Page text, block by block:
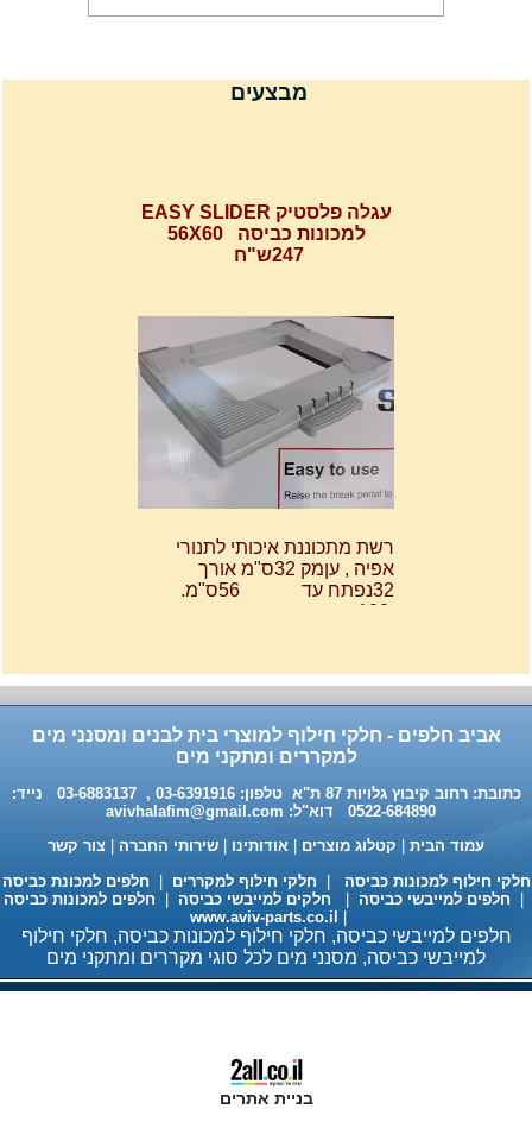
מבצעים
רשת מתכוננת איכותי לתנורי
32נפתח עד 56ס"מ.
ומדיחי כלים 35שח, מקט H333
מעבה למייבשי כביסה 98 ש"ח
אביב חלפים - חלקי חילוף למוצרי בית לבנים ומסנני מים
למקררים ומתקני מים
כתובת: רחוב קיבוץ גלויות 87 ת"א טלפון: 03-6391916 , 03-6883137 נייד:
0522-684890 דוא"ל:
avivhalafim@gmail.com
עמוד הבית
קטלוג מוצרים אודותינו שירותי החברה
צור קשר
חילוף למכונות כביסה
חלקי חילוף למקררים
חלפים למכונת כביסה
חלפים למייבשי כביסה חלקים למייבשי כביסה
חלפים למכונות כביסה
www.aviv-parts.co.il
חלפים למייבשי כביסה, חלקי חילוף למכונות כביסה, חלקי חילוף
למייבשי כביסה, מסנני מים לכל סוגי מקררים ומתקני מים
בניית אתרים